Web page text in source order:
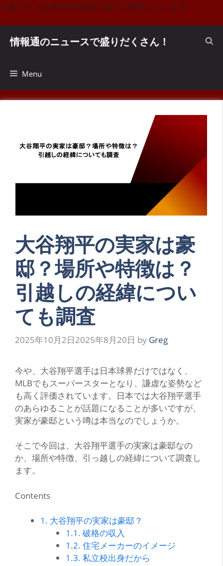
コ
キ
※当サイトは海外在住者に向けて発信しています。
情報通のニュースで盛りだくさん！
Menu
大谷翔平の実家は豪
邸？場所や特徴は？
引越しの経緯につい
ても調査
2025年10月2日2025年8月20日 by Greg
今や、大谷翔平選手は日本球界だけではなく、
MLBでもスーパースターとなり、謙虚な姿勢など
も高く評価されています。日本では大谷翔平選手
のあらゆることが話題になることが多いですが、
実家が豪邸という噂は本当なのでしょうか。
そこで今回は、大谷翔平選手の実家は豪邸なの
か、場所や特徴、引っ越しの経緯について調査し
ます。
Contents
1. 大谷翔平の実家は豪邸？
1.1. 破格の収入
1.2. 住宅メーカーのイメージ
1.3. 私立校出身だから